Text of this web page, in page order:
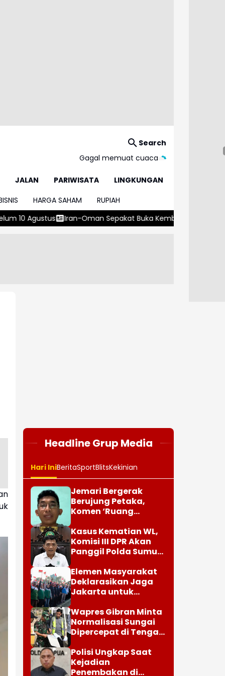
Search
Gagal memuat cuaca
JALAN PARIWISATA
LINGKUNGAN
HARGA SAHAM
RUPIAH
Sepakat Buka Kembali Selat Hormuz 60 Hari Ngatiyana:
Headline Grup Media
Hari IniBeritaSportBlitsKekinian
Jemari Bergerak
Berujung Petaka,
Komen ‘Ruang
Karier dr Beni di RSUD
Ruteng Berakhir
Kasus Kematian WL,
Komisi III DPR Akan
Panggil Polda Sumut
Elemen Masyarakat
Deklarasikan Jaga
Jakarta untuk
Wapres Gibran Minta
Normalisasi Sungai
Dipercepat di Tengah
Pascabencana
Polisi Ungkap Saat
Kejadian
Penembakan di